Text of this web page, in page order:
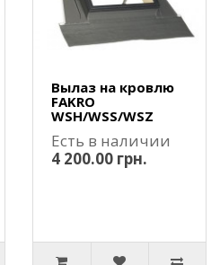
Вылаз на кровлю
FAKRO
WSH/WSS/WSZ
Есть в наличии
4 200.00 грн.